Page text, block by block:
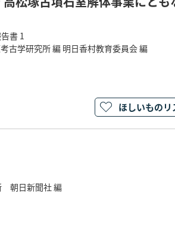
書 1
古学研究所 編 明日香村教育委員会 編
ほしいものリ
朝日新聞社 編